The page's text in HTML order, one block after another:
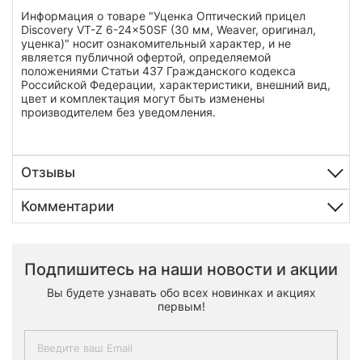
Информация о товаре "Уценка Оптический прицел
Discovery VT-Z 6-24x50SF (30 мм, Weaver, оригинал,
уценка)" носит ознакомительный характер, и не
является публичной офертой, определяемой
положениями Статьи 437 Гражданского кодекса
Российской Федерации, характеристики, внешний вид,
цвет и комплектация могут быть изменены
производителем без уведомления.
Отзывы
Комментарии
Подпишитесь на наши новости и акции
Вы будете узнавать обо всех новинках и акциях
первым!